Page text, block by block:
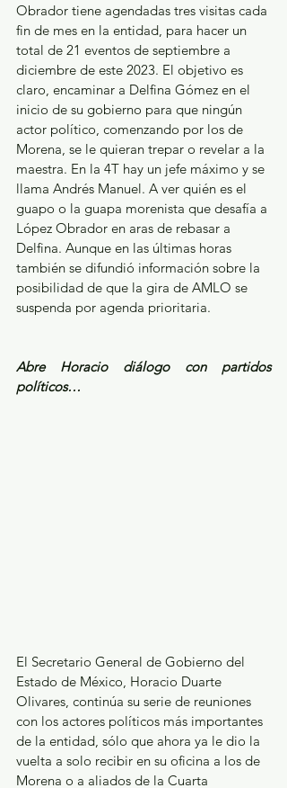
Obrador tiene agendadas tres visitas cada
fin de mes en la entidad, para hacer un
total de 21 eventos de septiembre a
diciembre de este 2023. El objetivo es
claro, encaminar a Delfina Gómez en el
inicio de su gobierno para que ningún
actor político, comenzando por los de
Morena, se le quieran trepar o revelar a la
maestra. En la 4T hay un jefe máximo y se
llama Andrés Manuel. A ver quién es el
guapo o la guapa morenista que desafía a
López Obrador en aras de rebasar a
Delfina. Aunque en las últimas horas
también se difundió información sobre la
posibilidad de que la gira de AMLO se
suspenda por agenda prioritaria.
Abre Horacio diálogo con partidos
políticos…
El Secretario General de Gobierno del
Estado de México, Horacio Duarte
Olivares, continúa su serie de reuniones
con los actores políticos más importantes
de la entidad, sólo que ahora ya le dio la
vuelta a solo recibir en su oficina a los de
Morena o a aliados de la Cuarta